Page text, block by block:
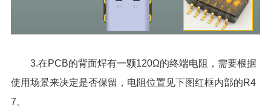
3.在PCB的背面焊有一颗120Ω的终端电阻，需要根据
使用场景来决定是否保留，电阻位置见下图红框内部的R4
7。